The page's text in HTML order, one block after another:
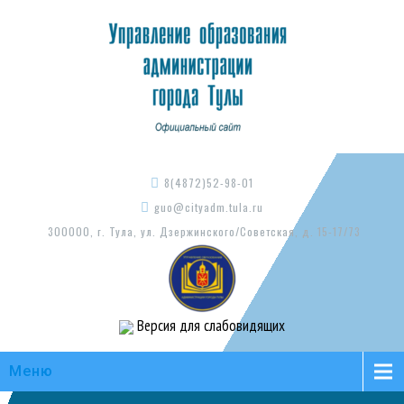
8(4872)52-98-01
guo@cityadm.tula.ru
300000, г. Тула, ул. Дзержинского/Советская, д. 15-17/73
Версия для слабовидящих
Меню